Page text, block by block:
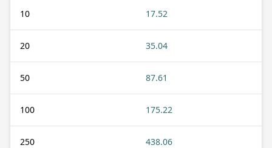
10 17.52
20 35.04
50 87.61
100 175.22
250 438.06